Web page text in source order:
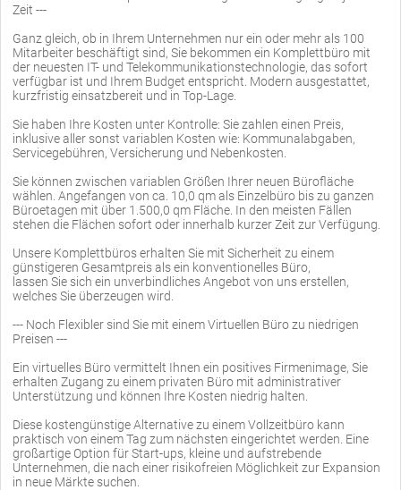
Zeit ---
Ganz gleich, ob in Ihrem Unternehmen nur ein oder mehr als 100
Mitarbeiter beschäftigt sind, Sie bekommen ein Komplettbüro mit
der neuesten IT- und Telekommunikationstechnologie, das sofort
verfügbar ist und Ihrem Budget entspricht. Modern ausgestattet,
kurzfristig einsatzbereit und in Top-Lage.
Sie haben Ihre Kosten unter Kontrolle: Sie zahlen einen Preis,
inklusive aller sonst variablen Kosten wie: Kommunalabgaben,
Servicegebühren, Versicherung und Nebenkosten.
Sie können zwischen variablen Größen Ihrer neuen Bürofläche
wählen. Angefangen von ca. 10,0 qm als Einzelbüro bis zu ganzen
Büroetagen mit über 1.500,0 qm Fläche. In den meisten Fällen
stehen die Flächen sofort oder innerhalb kurzer Zeit zur Verfügung.
Unsere Komplettbüros erhalten Sie mit Sicherheit zu einem
günstigeren Gesamtpreis als ein konventionelles Büro,
lassen Sie sich ein unverbindliches Angebot von uns erstellen,
welches Sie überzeugen wird.
--- Noch Flexibler sind Sie mit einem Virtuellen Büro zu niedrigen
Preisen ---
Ein virtuelles Büro vermittelt Ihnen ein positives Firmenimage, Sie
erhalten Zugang zu einem privaten Büro mit administrativer
Unterstützung und können Ihre Kosten niedrig halten.
Diese kostengünstige Alternative zu einem Vollzeitbüro kann
praktisch von einem Tag zum nächsten eingerichtet werden. Eine
großartige Option für Start-ups, kleine und aufstrebende
Unternehmen, die nach einer risikofreien Möglichkeit zur Expansion
in neue Märkte suchen.